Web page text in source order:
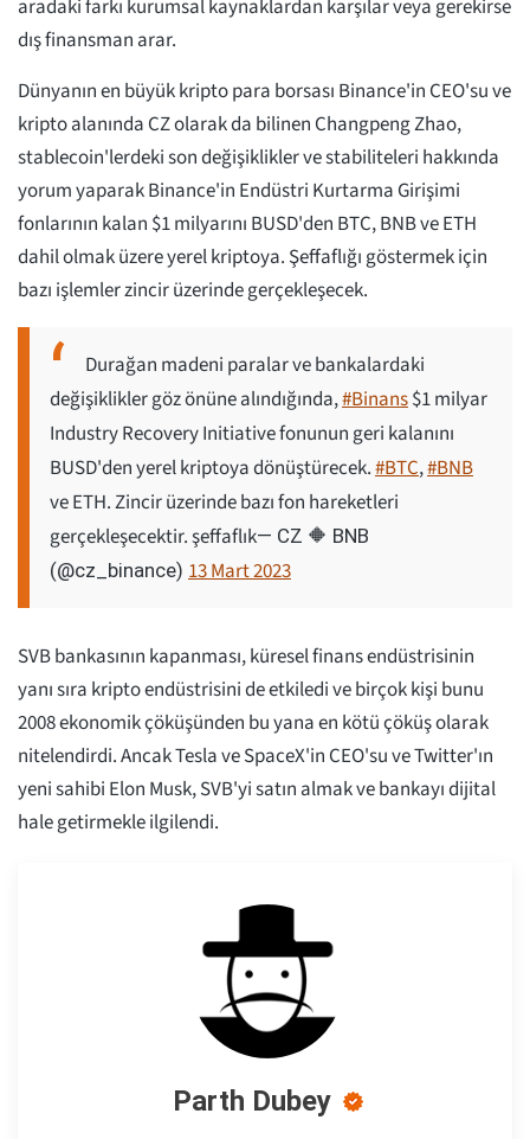
aradaki farkı kurumsal kaynaklardan karşılar veya gerekirse
dış finansman arar.
Dünyanın en büyük kripto para borsası Binance'in CEO'su ve
kripto alanında CZ olarak da bilinen Changpeng Zhao,
stablecoin'lerdeki son değişiklikler ve stabiliteleri hakkında
yorum yaparak Binance'in Endüstri Kurtarma Girişimi
fonlarının kalan $1 milyarını BUSD'den BTC, BNB ve ETH
dahil olmak üzere yerel kriptoya. Şeffaflığı göstermek için
bazı işlemler zincir üzerinde gerçekleşecek.
Durağan madeni paralar ve bankalardaki
değişiklikler göz önüne alındığında,#Binans$1 milyar
Industry Recovery Initiative fonunun geri kalanını
BUSD'den yerel kriptoya dönüştürecek.#BTC,#BNB
ve ETH. Zincir üzerinde bazı fon hareketleri
gerçekleşecektir. şeffaflık— CZ 🔶 BNB
(@cz_binance) 13 Mart 2023
SVB bankasının kapanması, küresel finans endüstrisinin
yanı sıra kripto endüstrisini de etkiledi ve birçok kişi bunu
2008 ekonomik çöküşünden bu yana en kötü çöküş olarak
nitelendirdi. Ancak Tesla ve SpaceX'in CEO'su ve Twitter'ın
yeni sahibi Elon Musk, SVB'yi satın almak ve bankayı dijital
hale getirmekle ilgilendi.
Parth Dubey